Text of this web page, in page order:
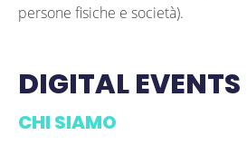
persone fisiche e società).
DIGITAL EVENTS
CHI SIAMO